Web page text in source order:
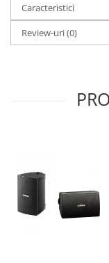
Caracteristici
Review-uri(0)